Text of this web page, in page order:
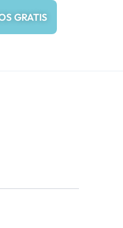
GRATIS